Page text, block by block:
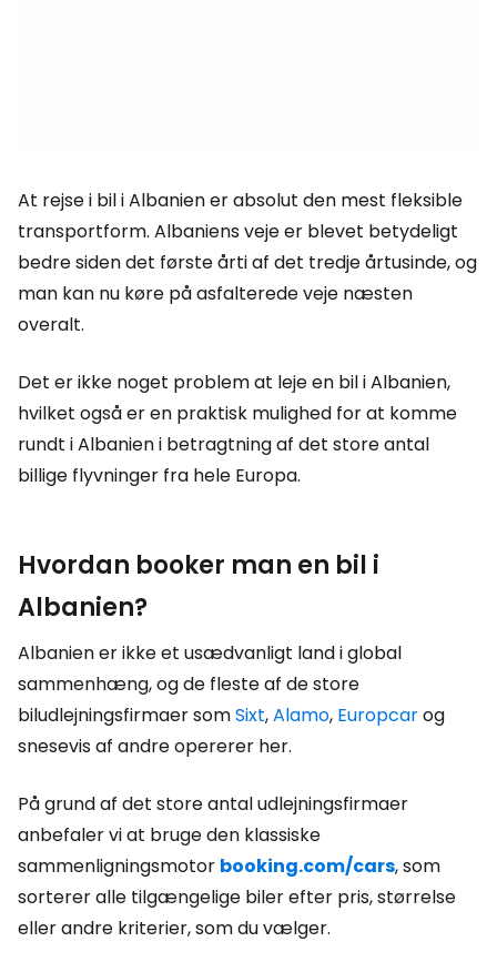
At rejse i bil i Albanien er absolut den mest fleksible
transportform. Albaniens veje er blevet betydeligt
bedre siden det første årti af det tredje årtusinde, og
man kan nu køre på asfalterede veje næsten
overalt.
Det er ikke noget problem at leje en bil i Albanien,
hvilket også er en praktisk mulighed for at komme
rundt i Albanien i betragtning af det store antal
billige flyvninger fra hele Europa.
Hvordan booker man en bil i
Albanien?
Albanien er ikke et usædvanligt land i global
sammenhæng, og de fleste af de store
biludlejningsfirmaer somSixt,Alamo, Europcarog
snesevis af andre opererer her.
På grund af det store antal udlejningsfirmaer
anbefaler vi at bruge den klassiske
sammenligningsmotor booking.com/cars, som
sorterer alle tilgængelige biler efter pris, størrelse
eller andre kriterier, som du vælger.